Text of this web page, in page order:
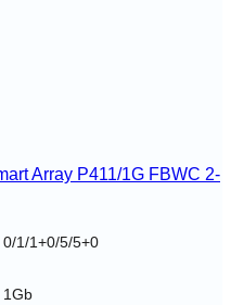
Array P411/1G FBWC 2-
0/1/1+0/5/5+0
1Gb